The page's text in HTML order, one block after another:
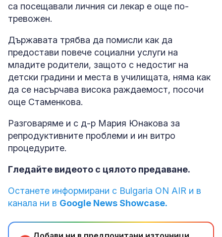
са посещавали личния си лекар е още по-
тревожен.
Държавата трябва да помисли как да
предостави повече социални услуги на
младите родители, защото с недостиг на
детски градини и места в училищата, няма как
да се насърчава висока раждаемост, посочи
още Стаменкова.
Разговаряме и с д-р Мария Юнакова за
репродуктивните проблеми и ин витро
процедурите.
Гледайте видеото с цялото предаване.
Останете информирани с Bulgaria ON AIR и в
канала ни в Google News Showcase.